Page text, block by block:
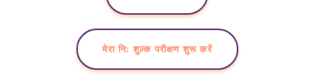
मेरा नि: शुल्क परीक्षण शुरू करें